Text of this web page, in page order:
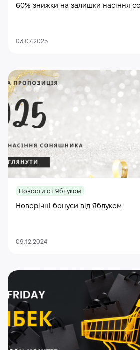
60% знижки на залишки насіння
03.07.2025
Новости от Яблуком
Новорічні бонуси від Яблуком
09.12.2024